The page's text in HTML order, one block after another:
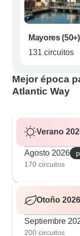
Mayores (50+)
131 circuitos
Mejor época
Atlantic Way
Verano
Agosto 2026
170 circuitos
Otoño 2026
Septiembre
200 circuitos